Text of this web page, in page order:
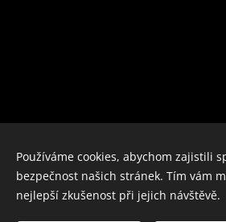
Používáme cookies, abychom zajistili
bezpečnost našich stránek. Tím vám
nejlepší zkušenost při jejich návštěvě.